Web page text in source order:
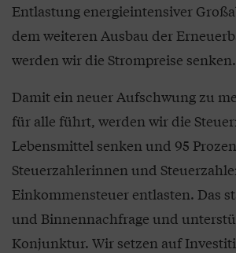
Entlastung energieintensiver
dem weiteren Ausbau der
werden wir die Strompreise senken.
Damit ein neuer Aufschwung zu
für alle führt, werden wir die
Lebensmittel senken und 95
Steuerzahlerinnen und
Einkommensteuer entlasten. Das
und Binnennachfrage und
Konjunktur. Wir setzen auf